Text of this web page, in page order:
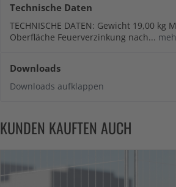
Technische Daten
TECHNISCHE DATEN: Gewicht 19,00 kg
Oberfläche Feuerverzinkung nach...
Downloads
Downloads aufklappen
KUNDEN KAUFTEN AUCH